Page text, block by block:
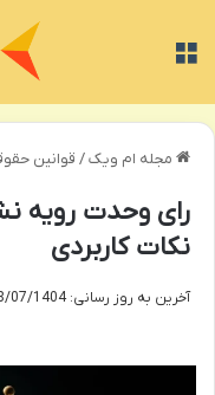
مجله ام ویک/ قوانین
رای وحدت رویه
نکات کاربردی
آخرین به روز رسانی: 28/07/1404